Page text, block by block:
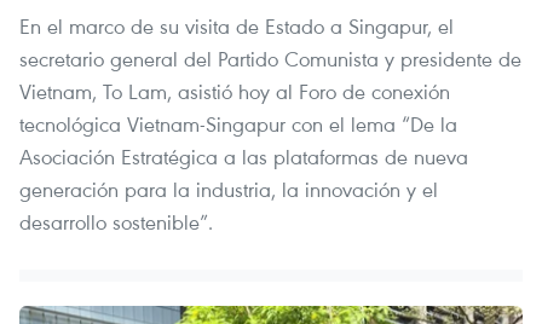
En el marco de su visita de Estado a Singapur, el
secretario general del Partido Comunista y presidente de
Vietnam, To Lam, asistió hoy al Foro de conexión
tecnológica Vietnam-Singapur con el lema “De la
Asociación Estratégica a las plataformas de nueva
generación para la industria, la innovación y el
desarrollo sostenible”.